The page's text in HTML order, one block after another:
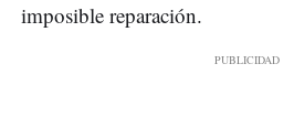
imposible reparación.